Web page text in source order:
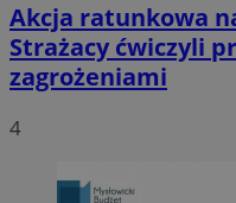
Akcja ratunkowa
Strażacy ćwiczyli
zagrożeniami
4